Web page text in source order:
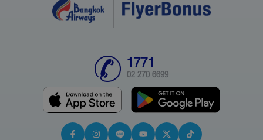
1771
02 270 6699